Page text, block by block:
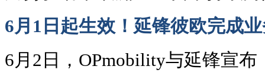
6月1日起生效！延锋彼欧完成
6月2日，OPmobility与延锋宣